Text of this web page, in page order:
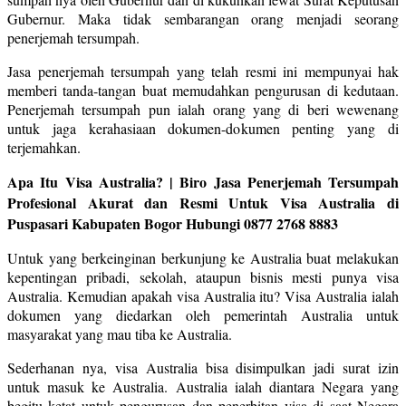
Gubernur. Maka tidak sembarangan orang menjadi seorang
penerjemah tersumpah.
Jasa penerjemah tersumpah yang telah resmi ini mempunyai hak
memberi tanda-tangan buat memudahkan pengurusan di kedutaan.
Penerjemah tersumpah pun ialah orang yang di beri wewenang
untuk jaga kerahasiaan dokumen-dokumen penting yang di
terjemahkan.
Apa Itu Visa Australia? | Biro Jasa Penerjemah Tersumpah
Profesional Akurat dan Resmi Untuk Visa Australia di
Puspasari Kabupaten Bogor Hubungi 0877 2768 8883
Untuk yang berkeinginan berkunjung ke Australia buat melakukan
kepentingan pribadi, sekolah, ataupun bisnis mesti punya visa
Australia. Kemudian apakah visa Australia itu? Visa Australia ialah
dokumen yang diedarkan oleh pemerintah Australia untuk
masyarakat yang mau tiba ke Australia.
Sederhanan nya, visa Australia bisa disimpulkan jadi surat izin
untuk masuk ke Australia. Australia ialah diantara Negara yang